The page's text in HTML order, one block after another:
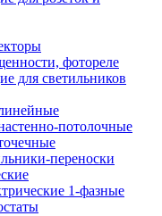
фотореле
для светильников
потолочные
переноски
1-фазные